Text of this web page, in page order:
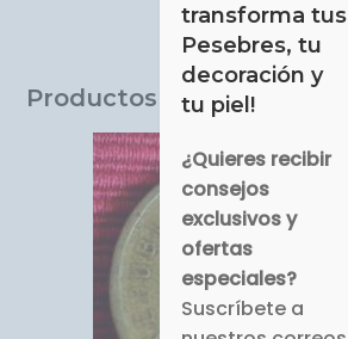
Productos relacionados
transforma tus
Pesebres, tu
decoración y
tu piel!
¿Quieres recibir
consejos
exclusivos y
ofertas
especiales?
Suscríbete a